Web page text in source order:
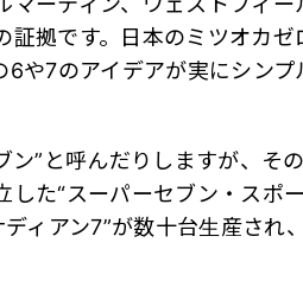
証拠です。日本のミツオカ
6や7のアイデアが実にシン
ン”と呼んだりしますが、そ
た“スーパーセブン・スポ
ィアン7”が数十台生産さ